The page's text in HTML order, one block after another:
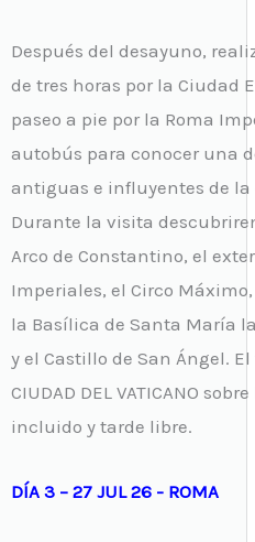
Después del desayuno,
de tres horas por la Ciudad
paseo a pie por la Roma
autobús para conocer una
antiguas e influyentes de
Durante la visita
Arco de Constantino, el
Imperiales, el Circo
la Basílica de Santa María
y el Castillo de San Ángel.
CIUDAD DEL VATICANO
incluido y tarde libre.
DÍA 3 – 27 JUL 26 - ROMA